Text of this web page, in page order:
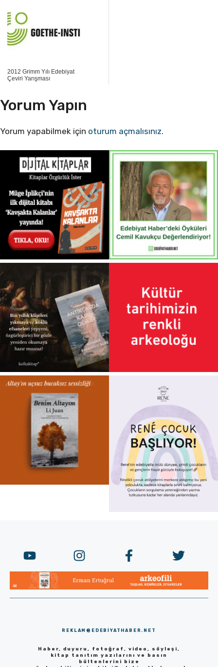
2012 Grimm Yılı Edebiyat
Çeviri Yarışması
Yorum Yapın
Yorum yapabilmek için oturum açmalısınız.
REKLAM@EDEBIYATHABER.NET
Haber, duyuru, fotoğraf, video, söyleşi,
kitap tanıtım yazılarını ve basın
bültenlerini bize